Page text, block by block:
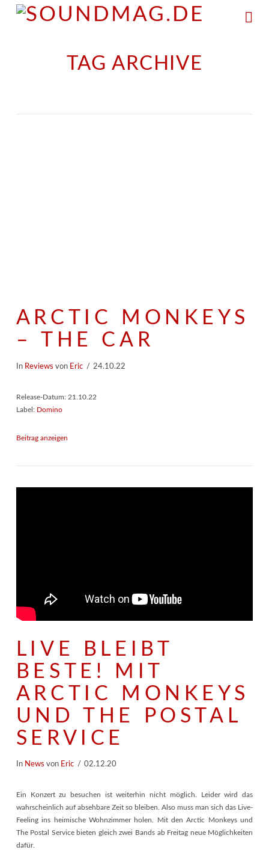
TAG ARCHIVE
ARCTIC MONKEYS
– THE CAR
In Reviews von Eric 24.10.22
Release-Datum: 21.10.22
Label: Domino
Beitrag anzeigen
LIVE BLEIBT
BESTE! MIT
ARCTIC MONKEYS
UND THE POSTAL
SERVICE
In News von Eric 02.12.20
Ein Konzert zu besuchen ist weiterhin nicht möglich. Leider wird das
wahrscheinlich auf absehbare Zeit so bleiben. Also muss man sich das Live-
Feeling ins heimische Wohnzimmer holen. Mit den Arctic Monkeys und
The Postal Service bieten gleich zwei Bands ab Freitag neue Möglichkeiten
dafür.